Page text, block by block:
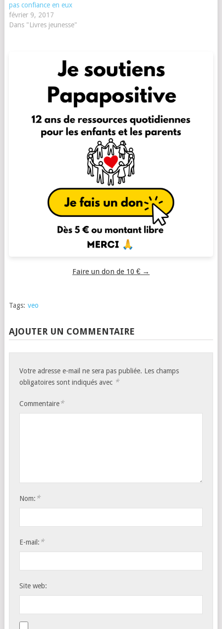
pas confiance en eux
février 9, 2017
Dans "Livres jeunesse"
Faire un don de 10 € →
Tags: veo
AJOUTER UN COMMENTAIRE
Votre adresse e-mail ne sera pas publiée. Les champs
obligatoires sont indiqués avec *
Commentaire*
Nom: *
E-mail: *
Site web: